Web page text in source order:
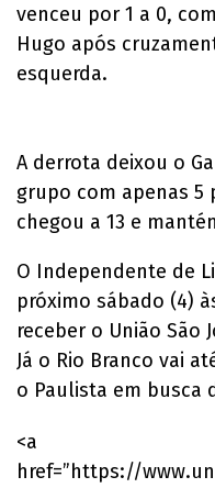
venceu por 1 a 0,
Hugo após
esquerda.
A derrota deixou o
grupo com apenas 5
chegou a 13 e
O Independente de
próximo sábado (4)
receber o União São
Já o Rio Branco vai
o Paulista em busca
<a
href=”https://